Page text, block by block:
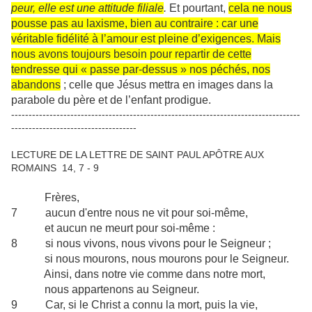
peur, elle est une attitude filiale. Et pourtant, cela ne nous
pousse pas au laxisme, bien au contraire : car une
véritable fidélité à l’amour est pleine d’exigences. Mais
nous avons toujours besoin pour repartir de cette
tendresse qui « passe par-dessus » nos péchés, nos
abandons ; celle que Jésus mettra en images dans la
parabole du père et de l’enfant prodigue.
-----------------------------------------------------------------------------------
------------------------------------
LECTURE DE LA LETTRE DE SAINT PAUL APÔTRE AUX
ROMAINS 14, 7 - 9
Frères,
7 aucun d'entre nous ne vit pour soi-même,
et aucun ne meurt pour soi-même :
8 si nous vivons, nous vivons pour le Seigneur ;
si nous mourons, nous mourons pour le Seigneur.
Ainsi, dans notre vie comme dans notre mort,
nous appartenons au Seigneur.
9 Car, si le Christ a connu la mort, puis la vie,